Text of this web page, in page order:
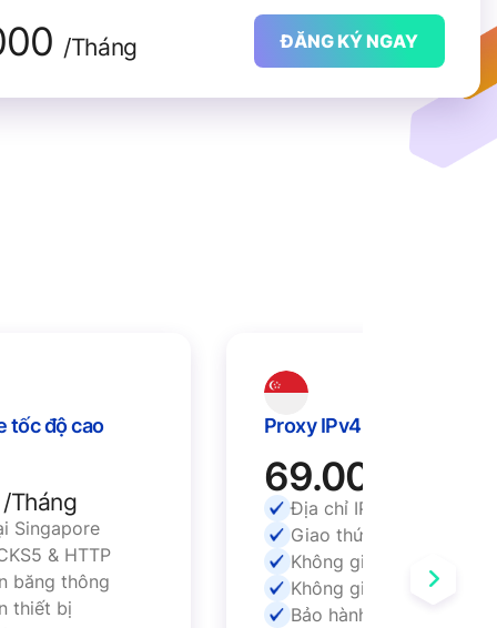
/Tháng ĐĂNG KÝ NGAY
Proxy Singapore tốc độ cao
(Private)
110.000
Địa chỉ IPv4 tại Singapore
Giao thức SOCKS5 & HTTP
Không giới hạn băng thông
Không giới hạn thiết bị